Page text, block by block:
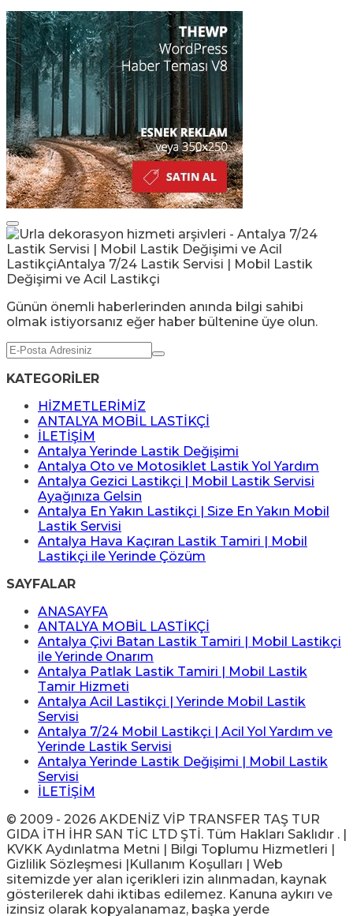
Günün önemli haberlerinden anında bilgi sahibi
olmak istiyorsanız eğer haber bültenine üye olun.
KATEGORİLER
HİZMETLERİMİZ
ANTALYA MOBİL LASTİKÇİ
İLETİŞİM
Antalya Yerinde Lastik Değişimi
Antalya Oto ve Motosiklet Lastik Yol Yardım
Antalya Gezici Lastikçi | Mobil Lastik Servisi
Ayağınıza Gelsin
Antalya En Yakın Lastikçi | Size En Yakın Mobil
Lastik Servisi
Antalya Hava Kaçıran Lastik Tamiri | Mobil
Lastikçi ile Yerinde Çözüm
SAYFALAR
ANASAYFA
ANTALYA MOBİL LASTİKÇİ
Antalya Çivi Batan Lastik Tamiri | Mobil Lastikçi
ile Yerinde Onarım
Antalya Patlak Lastik Tamiri | Mobil Lastik
Tamir Hizmeti
Antalya Acil Lastikçi | Yerinde Mobil Lastik
Servisi
Antalya 7/24 Mobil Lastikçi | Acil Yol Yardım ve
Yerinde Lastik Servisi
Antalya Yerinde Lastik Değişimi | Mobil Lastik
Servisi
İLETİŞİM
© 2009 - 2026 AKDENİZ VİP TRANSFER TAŞ TUR
GIDA İTH İHR SAN TİC LTD ŞTİ. Tüm Hakları Saklıdır . |
KVKK Aydınlatma Metni | Bilgi Toplumu Hizmetleri |
Gizlilik Sözleşmesi |Kullanım Koşulları | Web
sitemizde yer alan içerikleri izin alınmadan, kaynak
gösterilerek dahi iktibas edilemez. Kanuna aykırı ve
izinsiz olarak kopyalanamaz, başka yerde